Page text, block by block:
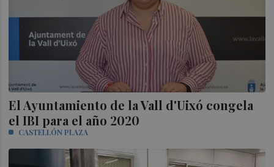
El Ayuntamiento de la Vall d'Uixó congela
el IBI para el año 2020
CASTELLÓN PLAZA